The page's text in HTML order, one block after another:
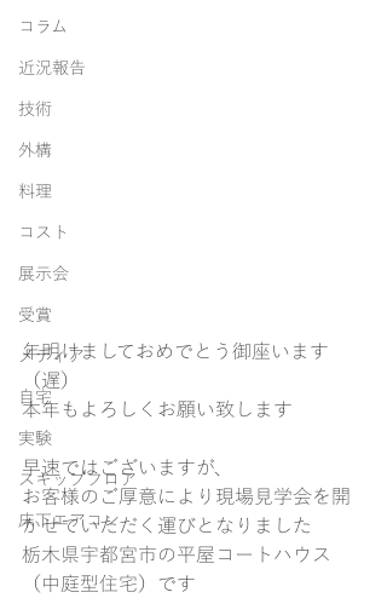
コラム
近況報告
技術
外構
料理
コスト
展示会
受賞
メディア
自宅
実験
スキップフロア
床下エアコン
年明けましておめでとう御座います
（遅）
本年もよろしくお願い致します
早速ではございますが、
お客様のご厚意により現場見学会を開
かせていただく運びとなりました
栃木県宇都宮市の平屋コートハウス
（中庭型住宅）です